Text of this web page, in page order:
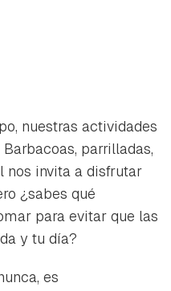
nuestras actividades
parrilladas,
nos invita a disfrutar
¿sabes qué
para evitar que las
y tu día?
es